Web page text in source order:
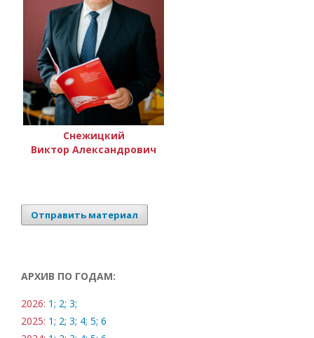
Снежицкий
Виктор Александрович
Отправить материал
АРХИВ ПО ГОДАМ:
2026: 1; 2; 3;
2025: 1; 2; 3; 4; 5; 6